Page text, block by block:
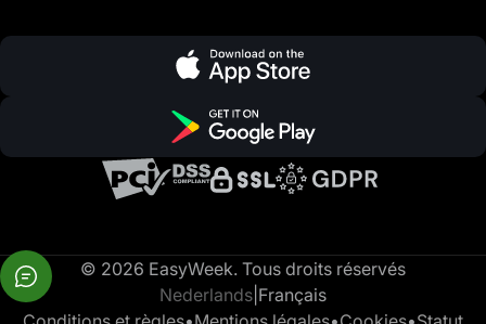
© 2026 EasyWeek. Tous droits réservés
Nederlands Français